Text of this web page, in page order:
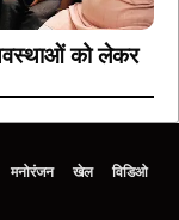
को लेकर
मनोरंजन खेल
विडिओ